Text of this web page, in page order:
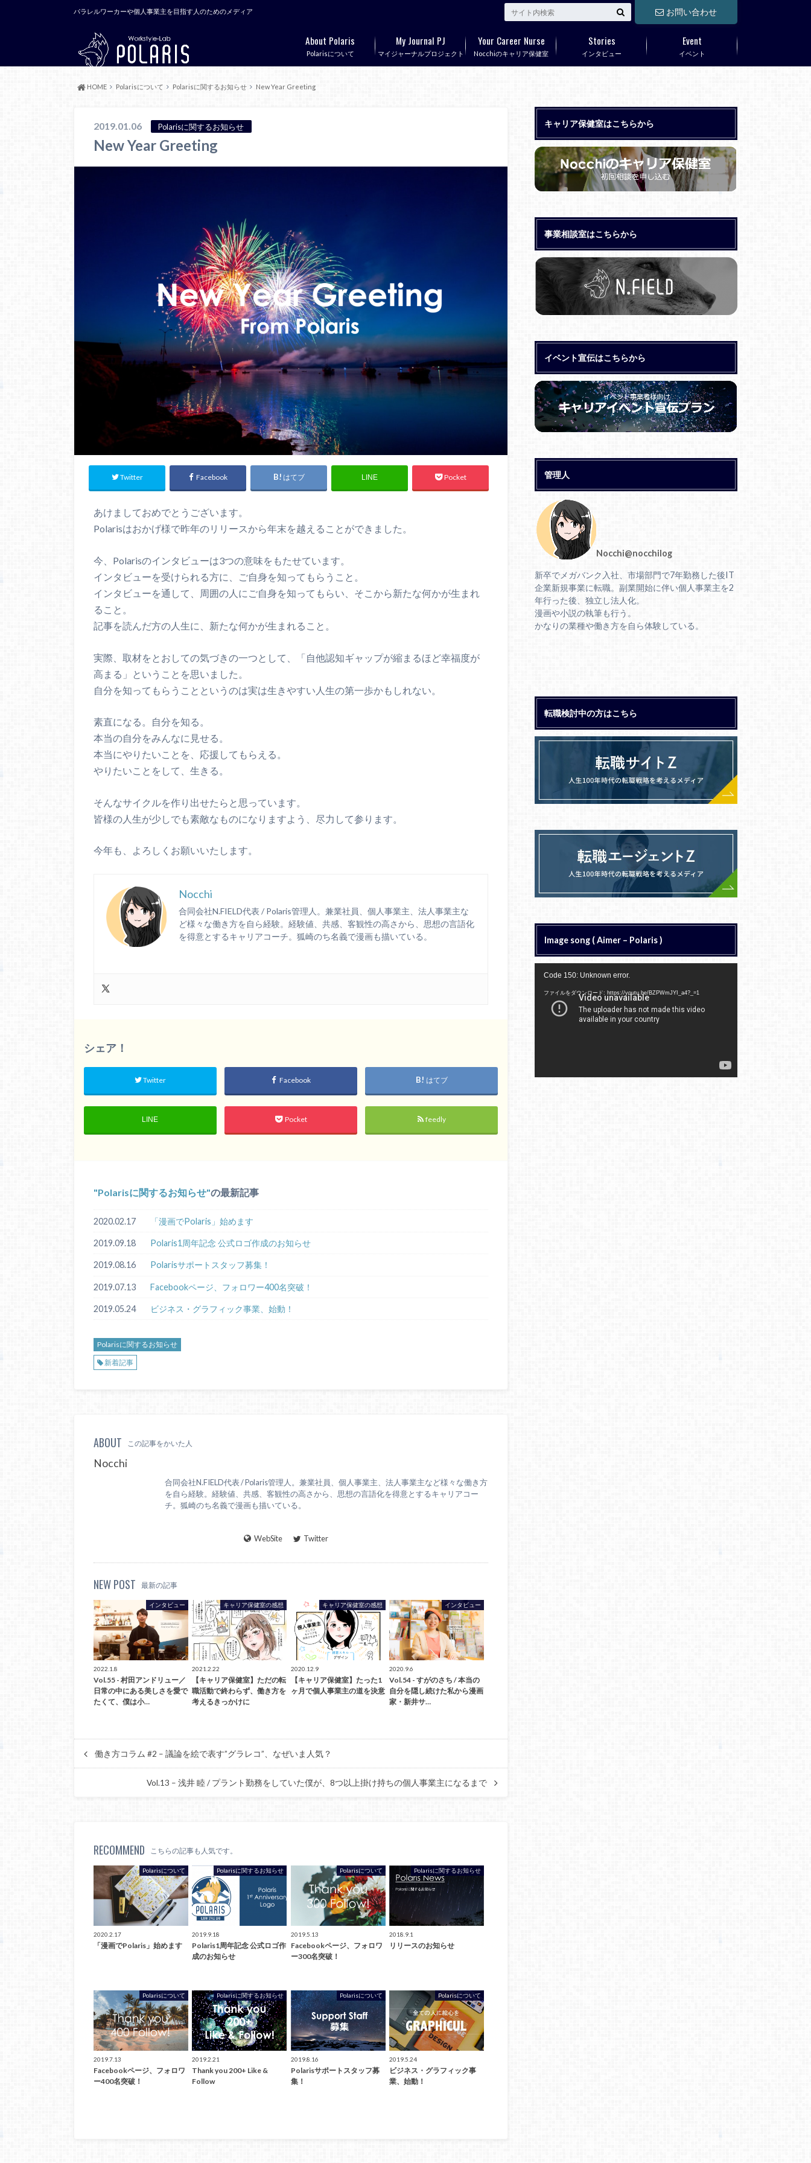
パラレルワーカーや個人事業主を目指す人のためのメディア お問い合わせ
Polarisについて
About Polaris
マイジャーナルプロジェクト
My Journal PJ
Nocchiのキャリア保健室
Your Career Nurse
インタビュー
Stories
イベント
Event
HOME Polarisについて Polarisに関するお知らせ New Year Greeting
2019.01.06 Polarisに関するお知らせ
New Year Greeting
Twitter Facebook はてブ LINE Pocket
あけましておめでとうございます。
Polarisはおかげ様で昨年のリリースから年末を越えることができました。
今、Polarisのインタビューは3つの意味をもたせています。
インタビューを受けられる方に、ご自身を知ってもらうこと。
インタビューを通して、周囲の人にご自身を知ってもらい、そこから新たな何かが生まれ
ること。
記事を読んだ方の人生に、新たな何かが生まれること。
実際、取材をとおしての気づきの一つとして、「自他認知ギャップが縮まるほど幸福度が
高まる」ということを思いました。
自分を知ってもらうことというのは実は生きやすい人生の第一歩かもしれない。
素直になる。自分を知る。
本当の自分をみんなに見せる。
本当にやりたいことを、応援してもらえる。
やりたいことをして、生きる。
そんなサイクルを作り出せたらと思っています。
皆様の人生が少しでも素敵なものになりますよう、尽力して参ります。
今年も、よろしくお願いいたします。
Nocchi
合同会社N.FIELD代表 / Polaris管理人。兼業社員、個人事業主、法人事業主な
ど様々な働き方を自ら経験。経験値、共感、客観性の高さから、思想の言語化
を得意とするキャリアコーチ。狐崎のち名義で漫画も描いている。
シェア！
Twitter Facebook はてブ
LINE Pocket feedly
Polarisに関するお知らせ の最新記事
2020.02.17 「漫画でPolaris」始めます
2019.09.18 Polaris1周年記念 公式ロゴ作成のお知らせ
2019.08.16 Polarisサポートスタッフ募集！
2019.07.13 Facebookページ、フォロワー400名突破！
2019.05.24 ビジネス・グラフィック事業、始動！
Polarisに関するお知らせ
新着記事
ABOUT この記事をかいた人
Nocchi
合同会社N.FIELD代表 / Polaris管理人。兼業社員、個人事業主、法人事業主など様々な働き方
を自ら経験。経験値、共感、客観性の高さから、思想の言語化を得意とするキャリアコー
チ。狐崎のち名義で漫画も描いている。
WebSite Twitter
NEW POST 最新の記事
インタビュー
2022.1.8
Vol.55 - 村田アンドリュー／
日常の中にある美しさを愛で
たくて、僕は小…
キャリア保健室の感想
2021.2.22
【キャリア保健室】ただの転
職活動で終わらず、働き方を
考えるきっかけに
キャリア保健室の感想
2020.12.9
【キャリア保健室】たった1
ヶ月で個人事業主の道を決意
インタビュー
2020.9.6
Vol.54 - すがのさち / 本当の
自分を隠し続けた私から漫画
家・新井サ…
働き方コラム #2 – 議論を絵で表す”グラレコ”、なぜいま人気？
Vol.13 – 浅井 睦 / プラント勤務をしていた僕が、8つ以上掛け持ちの個人事業主になるまで
RECOMMEND こちらの記事も人気です。
Polarisについて
2020.2.17
「漫画でPolaris」始めます
Polarisに関するお知らせ
2019.9.18
Polaris1周年記念 公式ロゴ作
成のお知らせ
Polarisについて
2019.5.13
Facebookページ、フォロワ
ー300名突破！
Polarisに関するお知らせ
2018.9.1
リリースのお知らせ
Polarisについて
2019.7.13
Facebookページ、フォロワ
ー400名突破！
Polarisに関するお知らせ
2019.2.21
Thank you 200+ Like &
Follow
Polarisについて
2019.8.16
Polarisサポートスタッフ募
集！
Polarisについて
2019.5.24
ビジネス・グラフィック事
業、始動！
キャリア保健室はこちらから
事業相談室はこちらから
イベント宣伝はこちらから
管理人
Nocchi@nocchilog
新卒でメガバンク入社、市場部門で7年勤務した後IT
企業新規事業に転職。副業開始に伴い個人事業主を2
年行った後、独立し法人化。
漫画や小説の執筆も行う。
かなりの業種や働き方を自ら体験している。
転職検討中の方はこちら
Image song ( Aimer – Polaris )
Code 150: Unknown error.
ファイルをダウンロード: https://youtu.be/BZPWmJYI_a4?_=1